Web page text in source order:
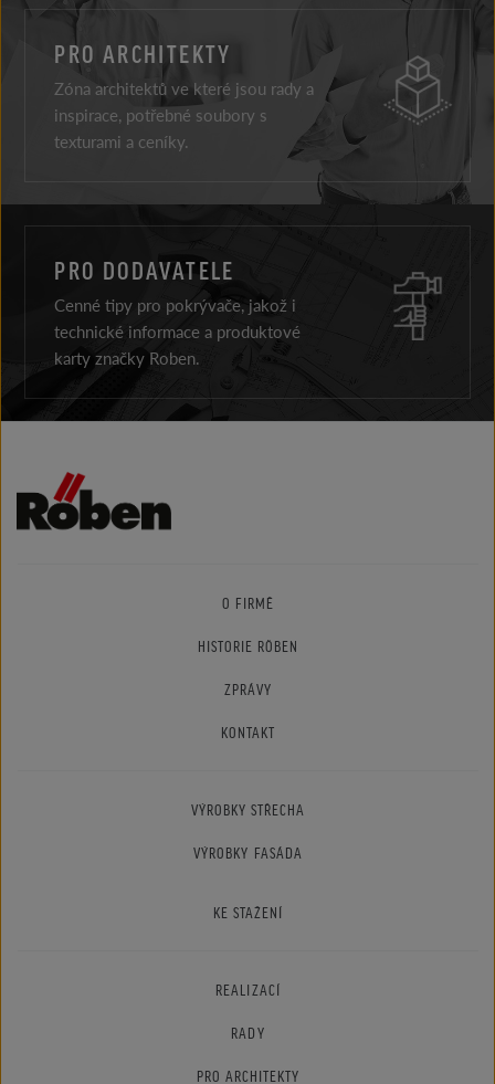
PRO ARCHITEKTY
Zóna architektů ve které jsou rady a
inspirace, potřebné soubory s
texturami a ceníky.
PRO DODAVATELE
Cenné tipy pro pokrývače, jakož i
technické informace a produktové
karty značky Roben.
O FIRMĚ
HISTORIE RÖBEN
ZPRÁVY
KONTAKT
VÝROBKY STŘECHA
VÝROBKY FASÁDA
KE STAŽENÍ
REALIZACÍ
RADY
PRO ARCHITEKTY